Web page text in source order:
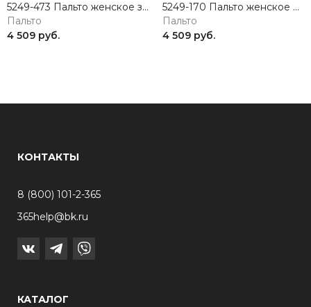
5249-473 Пальто женское зеленый ICEBEAR
Пальто
4 509 руб.
5249-170 Пальто женское коричневый ICEBEAR
Пальто
4 509 руб.
КОНТАКТЫ
8 (800) 101-2-365
365help@bk.ru
КАТАЛОГ